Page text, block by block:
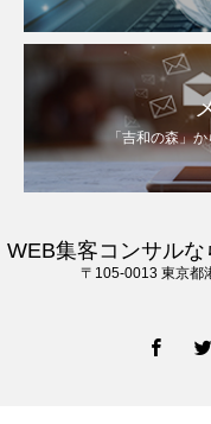
「吉和の森」
WEB集客コンサル
〒105‐0013 東京都